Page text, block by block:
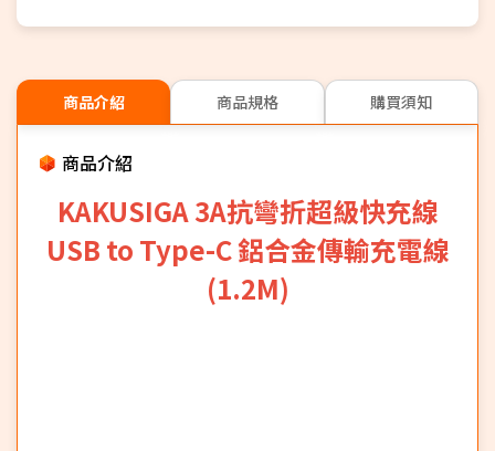
商品介紹 商品規格 購買須知
商品介紹
KAKUSIGA 3A抗彎折超級快充線
USB to Type-C 鋁合金傳輸充電線
(1.2M)